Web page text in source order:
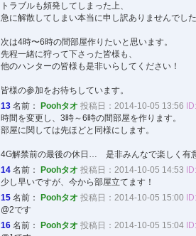
トラブルも頻発してしまった上、
急に解散してしまい本当に申し訳ありませんでした
次は4時〜6時の間部屋作りたいと思います。
先程一緒に狩って下さった皆様も、
他のハンターの皆様も是非いらしてください！
皆様の参加をお待ちしています。
13 名前： Poohタオ 投稿日：2014-10-05 13:56
時間を変更し、3時～6時の間部屋を作ります。
部屋に関しては先ほどと同様にします。
4G解禁前の最後の休日… 是非みんなで楽しく有
14 名前： Poohタオ 投稿日：2014-10-05 14:53
少し早いですが、今から部屋立てます！
15 名前： Poohタオ 投稿日：2014-10-05 15:00
@2です
16 名前： Poohタオ 投稿日：2014-10-05 15:04